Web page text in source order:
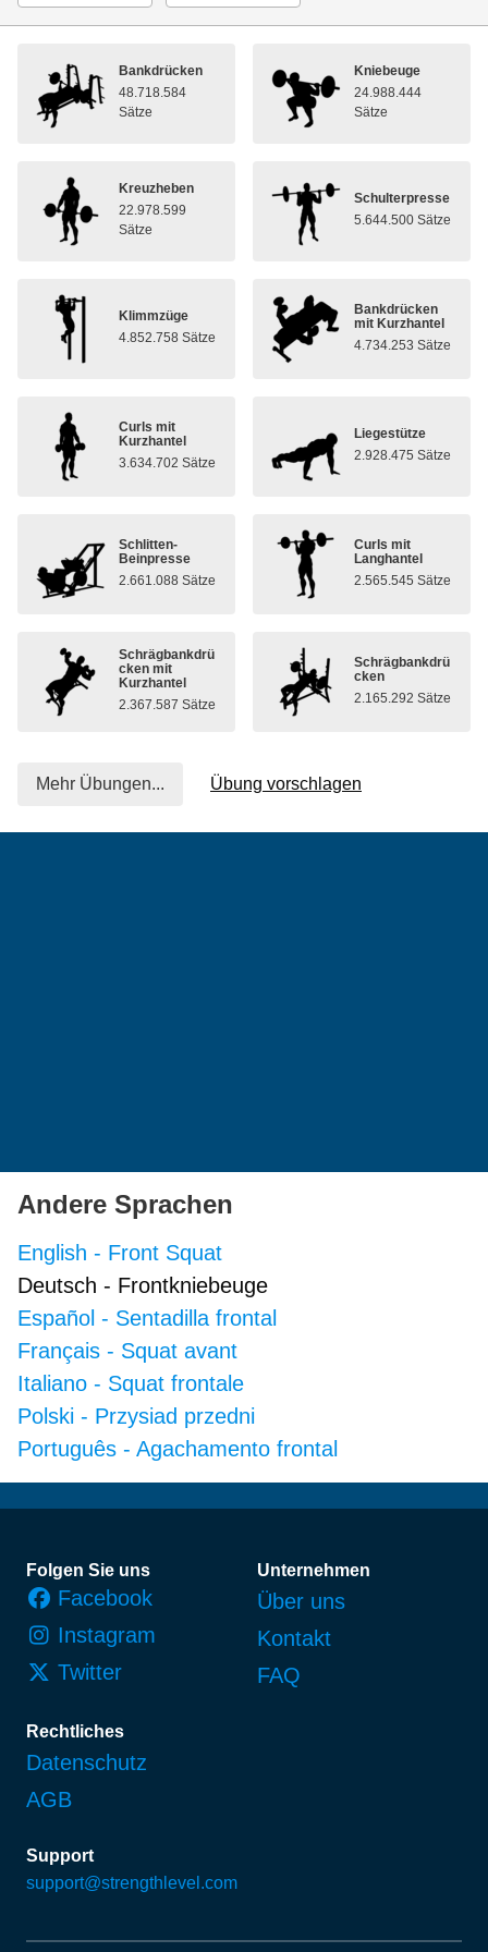
Bankdrücken
48.718.584
Sätze
Kniebeuge
24.988.444
Sätze
Kreuzheben
22.978.599
Sätze
Schulterpresse
5.644.500 Sätze
Klimmzüge
4.852.758 Sätze
Bankdrücken
mit Kurzhantel
4.734.253 Sätze
Curls mit
Kurzhantel
3.634.702 Sätze
Liegestütze
2.928.475 Sätze
Schlitten-
Beinpresse
2.661.088 Sätze
Curls mit
Langhantel
2.565.545 Sätze
Schrägbankdrü
cken mit
Kurzhantel
2.367.587 Sätze
Schrägbankdrü
cken
2.165.292 Sätze
Mehr Übungen... Übung vorschlagen
Andere Sprachen
English - Front Squat
Deutsch - Frontkniebeuge
Español - Sentadilla frontal
Français - Squat avant
Italiano - Squat frontale
Polski - Przysiad przedni
Português - Agachamento frontal
Fußzeile
Folgen Sie uns
Facebook
Instagram
Twitter
Unternehmen
Über uns
Kontakt
FAQ
Rechtliches
Datenschutz
AGB
Support
support@strengthlevel.com